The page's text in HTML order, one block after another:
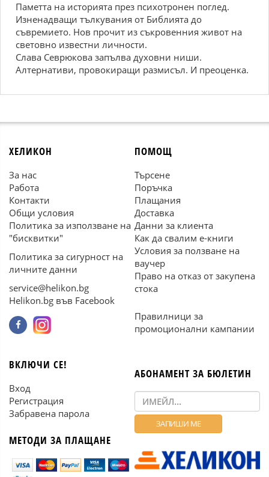
Паметта на историята през психотронен поглед.
Изненадващи тълкувания от Библията до
съвремието. Нов прочит из съкровенния живот на
световно известни личности.
Слава Севрюкова запълва духовни ниши.
Алтернативи, провокиращи размисъл. И преоценка.
ХЕЛИКОН
За нас
Работа
Контакти
Общи условия
Политика за използване на
"бисквитки"
Политика за сигурност на
личните данни
service@helikon.bg
Helikon.bg във Facebook
ПОМОЩ
Търсене
Поръчка
Плащания
Доставка
Данни за клиента
Как да свалим е-книги
Условия за ползване на
ваучер
Право на отказ от закупена
стока
Правилници за
промоционални кампании
ВКЛЮЧИ СЕ!
Вход
Регистрация
Забравена парола
МЕТОДИ ЗА ПЛАЩАНЕ
АБОНАМЕНТ ЗА БЮЛЕТИН